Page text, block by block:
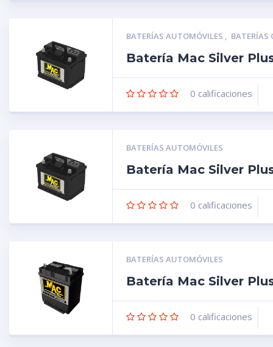
BATERÍAS AUTOMÓVILES , BATERÍAS
Batería Mac Silver
0 calificaciones
BATERÍAS AUTOMÓVILES
Batería Mac Silver
0 calificaciones
BATERÍAS AUTOMÓVILES
Batería Mac Silver
0 calificaciones